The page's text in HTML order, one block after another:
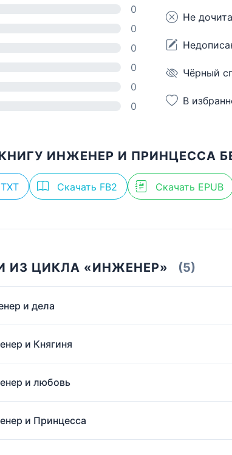
0
0
0
0
0
0
Не
Чёрный
В
ИНЖЕНЕР И ПРИНЦЕССА
Скачать FB2 Скачать EPUB
ИЗ ЦИКЛА «ИНЖЕНЕР» (5)
и дела
и Княгиня
и любовь
и Принцесса